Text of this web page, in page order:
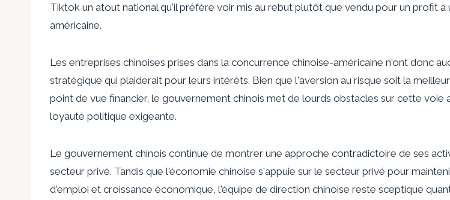
Tiktok un atout national qu'il préfère voir mis au rebut plutôt que vendu pour un profit à
américaine.
Les entreprises chinoises prises dans la concurrence chinoise-américaine n'ont donc
stratégique qui plaiderait pour leurs intérêts. Bien que l'aversion au risque soit la
point de vue financier, le gouvernement chinois met de lourds obstacles sur cette voie
loyauté politique exigeante.
Le gouvernement chinois continue de montrer une approche contradictoire de ses
secteur privé. Tandis que l'économie chinoise s'appuie sur le secteur privé pour
d'emploi et croissance économique, l'équipe de direction chinoise reste sceptique